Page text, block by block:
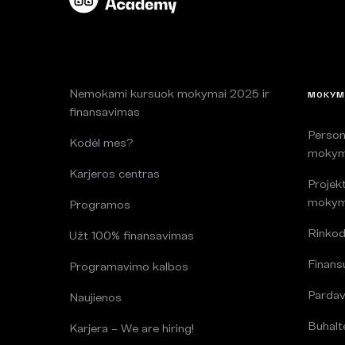
Nemokami kursuok mokymai 2025 ir
finansavimas
Kodėl mes?
Karjeros centras
Programos
Užt 100% finansavimas
Programavimo kalbos
Naujienos
Karjera – We are hiring!